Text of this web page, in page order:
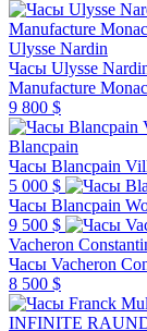
Ulysse Nardin
Часы Ulysse
Manufacture
9 800 $
Blancpain
Часы Blancpain
5 000 $
Часы Blancpain
9 500 $
Vacheron
Часы Vacheron
8 500 $